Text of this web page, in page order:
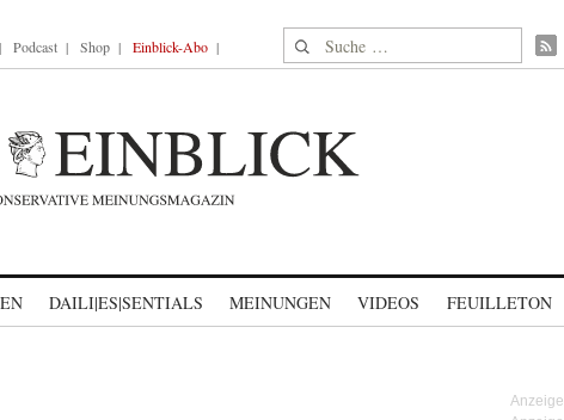
Podcast Shop Einblick-Abo Suche nach:
DAILI|ES|SENTIALS MEINUNGEN VIDEOS FEUILLETON